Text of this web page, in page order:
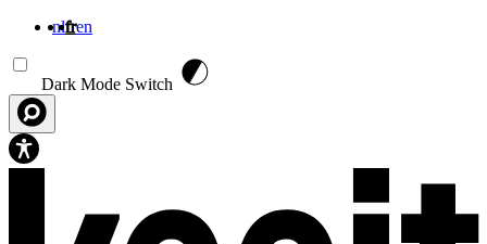
nlfren
Dark Mode Switch